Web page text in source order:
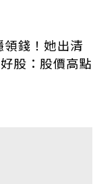
領錢！她出清
股：股價高點